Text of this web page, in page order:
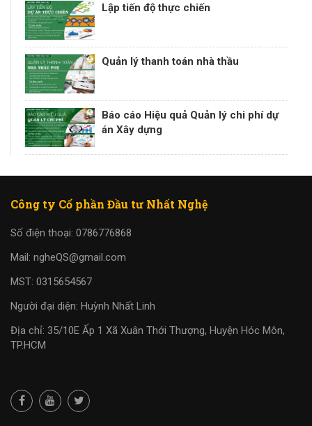
Lập tiến độ thực chiến
Quản lý thanh toán nhà thầu
Báo cáo Hiệu quả Quản lý chi phí dự
án Xây dựng
Công ty Cổ phần Đầu tư Nhất Nghệ
Số điện thoại: 0786776868
Mail: ngheQS@gmail.com
MST: 0315654567
Người đại diện: Huỳnh Nhất Linh
Địa chỉ: 35/10E Ấp 1 Xã Xuân Thới Thượng, Huyện Hóc Môn,
TP.HCM